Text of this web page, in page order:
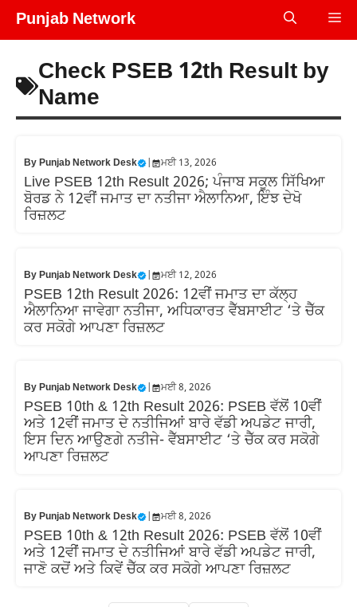
Skip
Punjab Network
Check PSEB 12th Result by
Name
ByPunjab Network Desk ਮਈ 13, 2026
Live PSEB 12th Result 2026; ਪੰਜਾਬ ਸਕੂਲ ਸਿੱਖਿਆ
ਬੋਰਡ ਨੇ 12ਵੀਂ ਜਮਾਤ ਦਾ ਨਤੀਜਾ ਐਲਾਨਿਆ, ਇੰਝ ਦੇਖੋ
ਰਿਜ਼ਲਟ
ByPunjab Network Desk ਮਈ 12, 2026
PSEB 12th Result 2026: 12ਵੀਂ ਜਮਾਤ ਦਾ ਕੱਲ੍ਹ
ਐਲਾਨਿਆ ਜਾਵੇਗਾ ਨਤੀਜਾ, ਅਧਿਕਾਰਤ ਵੈੱਬਸਾਈਟ ‘ਤੇ ਚੈੱਕ
ਕਰ ਸਕੋਗੇ ਆਪਣਾ ਰਿਜ਼ਲਟ
ByPunjab Network Desk ਮਈ 8, 2026
PSEB 10th & 12th Result 2026: PSEB ਵੱਲੋਂ 10ਵੀਂ
ਅਤੇ 12ਵੀਂ ਜਮਾਤ ਦੇ ਨਤੀਜਿਆਂ ਬਾਰੇ ਵੱਡੀ ਅਪਡੇਟ ਜਾਰੀ,
ਇਸ ਦਿਨ ਆਉਣਗੇ ਨਤੀਜੇ- ਵੈੱਬਸਾਈਟ ‘ਤੇ ਚੈੱਕ ਕਰ ਸਕੋਗੇ
ਆਪਣਾ ਰਿਜ਼ਲਟ
ByPunjab Network Desk ਮਈ 8, 2026
PSEB 10th & 12th Result 2026: PSEB ਵੱਲੋਂ 10ਵੀਂ
ਅਤੇ 12ਵੀਂ ਜਮਾਤ ਦੇ ਨਤੀਜਿਆਂ ਬਾਰੇ ਵੱਡੀ ਅਪਡੇਟ ਜਾਰੀ,
ਜਾਣੋ ਕਦੋਂ ਅਤੇ ਕਿਵੇਂ ਚੈੱਕ ਕਰ ਸਕੋਗੇ ਆਪਣਾ ਰਿਜ਼ਲਟ